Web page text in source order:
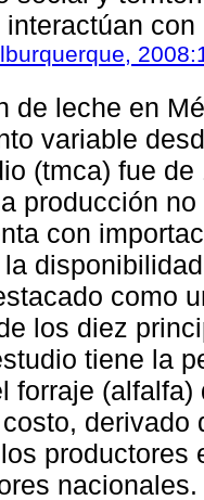
de leche en
variable
(tmca) fue
producción
con
como
los diez
tiene la
forraje
productores